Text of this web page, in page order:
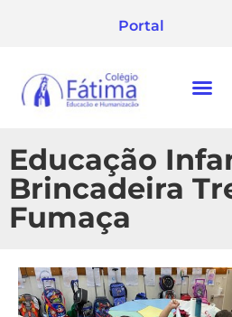
Portal
Educação
Brincadeira
Fumaça